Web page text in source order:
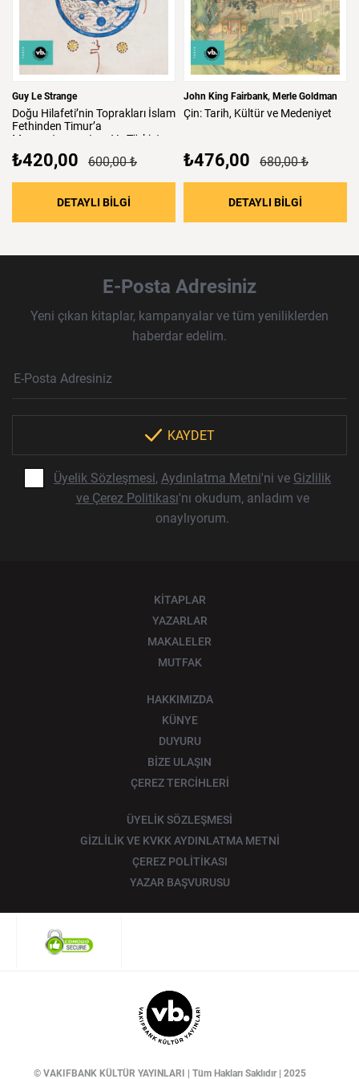
Guy Le Strange
Doğu Hilafeti’nin Toprakları İslam
Fethinden Timur’a
Mezopotamya,
Iran Ve Türkistan
₺420,00 600,00 ₺
DETAYLI BİLGİ : Doğu Hilafeti’nin Toprakları İslam
John King Fairbank Merle Goldman
Çin:Tarih, Kültürve Medeniyet
₺476,00 680,00 ₺
DETAYLI BİLGİ
E-Posta Adresiniz
Yeni çıkan kitaplar, kampanyalar ve tüm yeniliklerden
haberdar edelim.
Haber Bülteni Aboneliği
KAYDET
Üyelik Sözleşmesi, Aydınlatma Metni'ni ve Gizlilik
ve Çerez Politikası'nı okudum, anladım ve
onaylıyorum.
KİTAPLAR
YAZARLAR
MAKALELER
MUTFAK
HAKKIMIZDA
KÜNYE
DUYURU
BİZE ULAŞIN
ÇEREZ TERCİHLERİ
ÜYELİK SÖZLEŞMESİ
GİZLİLİK VE KVKK AYDINLATMA METNİ
ÇEREZ POLİTİKASI
YAZAR BAŞVURUSU
© VAKIFBANK KÜLTÜR YAYINLARI | Tüm Hakları Saklıdır | 2025